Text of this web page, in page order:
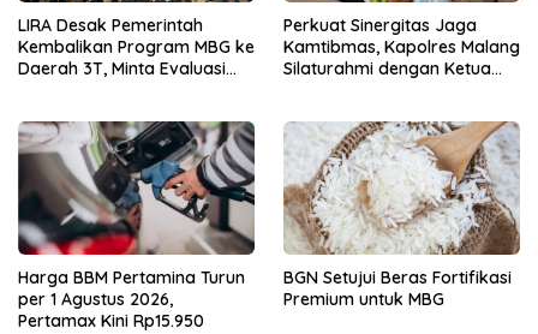
LIRA Desak Pemerintah
Kembalikan Program MBG ke
Daerah 3T, Minta Evaluasi
Perkuat Sinergitas Jaga
Kamtibmas, Kapolres Malang
Silaturahmi dengan Ketua
Harga BBM Pertamina Turun
per 1 Agustus 2026,
Pertamax Kini Rp15.950
BGN Setujui Beras Fortifikasi
Premium untuk MBG